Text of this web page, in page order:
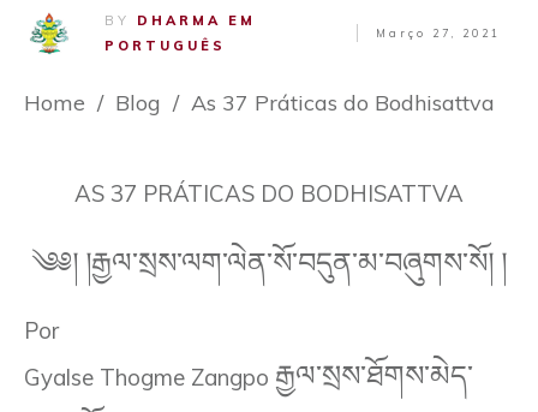
BY DHARMA EM
PORTUGUÊS
Março 27, 2021
Home / Blog / As 37 Práticas do Bodhisattva
AS 37 PRÁTICAS DO BODHISATTVA
༄༅། །རྒྱལ་སྲས་ལག་ལེན་སོ་བདུན་མ་བཞུགས་སོ། །
Por
Gyalse Thogme Zangpo རྒྱལ་སྲས་ཐོགས་མེད་